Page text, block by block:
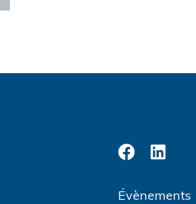
Évènements